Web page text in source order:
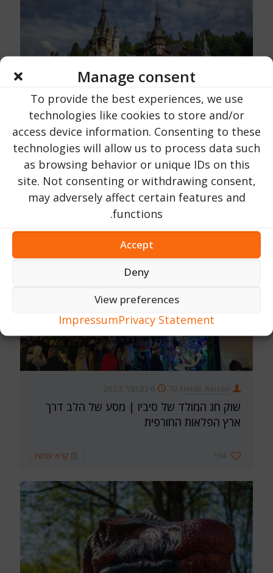
Manage consent
To provide the best experiences, we use
technologies like cookies to store and/or
access device information. Consenting to these
technologies will allow us to process data such
as browsing behavior or unique IDs on this
site. Not consenting or withdrawing consent,
may adversely affect certain features and
functions.
Accept
Deny
View preferences
Privacy Statement
Impressum
Urlaub in Rumänien עַל 16 אוקטובר 2023
טירת פלס | מחוז פרהובה | ליד העיר סינאיה
Heide Reisen עַל 6 נובמבר 2023
שוק חג המולד של סיביו | מסע של הלב דרך
ארץ הפלאות החורפית
194 קרא עכשיו...